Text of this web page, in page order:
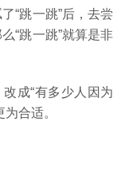
“跳一跳”后，去尝
“跳一跳”就算是非
成“有多少人因为
合适。